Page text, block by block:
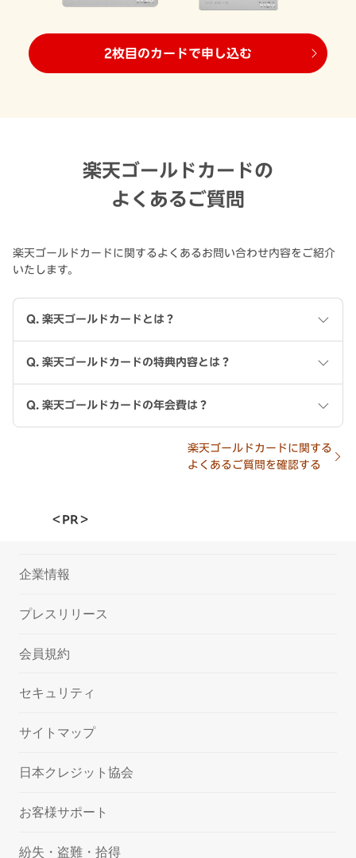
2枚目のカードで申し込む
楽天ゴールドカードの
よくあるご質問
楽天ゴールドカードに関するよくあるお問い合わせ内容をご紹介
いたします。
Q. 楽天ゴールドカードとは？
Q. 楽天ゴールドカードの特典内容とは？
Q. 楽天ゴールドカードの年会費は？
楽天ゴールドカードに関する
よくあるご質問を確認する
＜PR＞
企業情報
プレスリリース
会員規約
セキュリティ
サイトマップ
日本クレジット協会
お客様サポート
紛失・盗難・拾得